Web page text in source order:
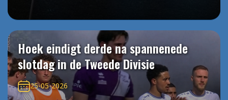
Hoek eindigt derde na spannenede
slotdag in de Tweede Divisie
25-05-2026